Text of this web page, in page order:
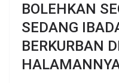
BOLEHKAN
SEDANG
BERKURBAN